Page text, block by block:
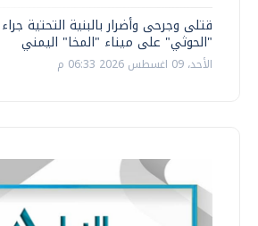
قتلى وجرحى وأضرار بالبنية التحتية
"الحوثي" على ميناء "المخا" اليمني
الأحد، 09 اغسطس 2026 06:33 م